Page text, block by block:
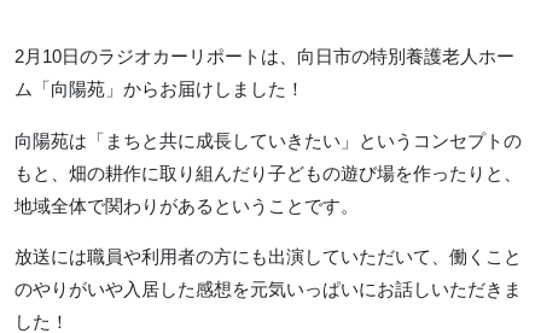
2月10日のラジオカーリポートは、向日市の特別養護老人ホー
ム「向陽苑」からお届けしました！
向陽苑は「まちと共に成長していきたい」というコンセプトの
もと、畑の耕作に取り組んだり子どもの遊び場を作ったりと、
地域全体で関わりがあるということです。
放送には職員や利用者の方にも出演していただいて、働くこと
のやりがいや入居した感想を元気いっぱいにお話しいただきま
した！